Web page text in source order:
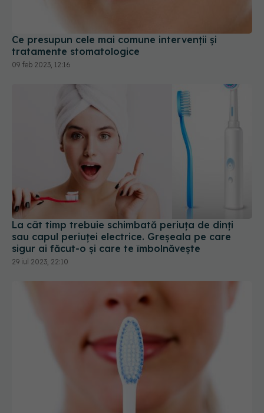
La cât timp trebuie schimbată periuța de dinți
sau capul periuței electrice. Greșeala pe care
sigur ai făcut-o și care te îmbolnăvește
29 iul 2023, 22:10
Periuța de dinți poate provoca infarct. Cum